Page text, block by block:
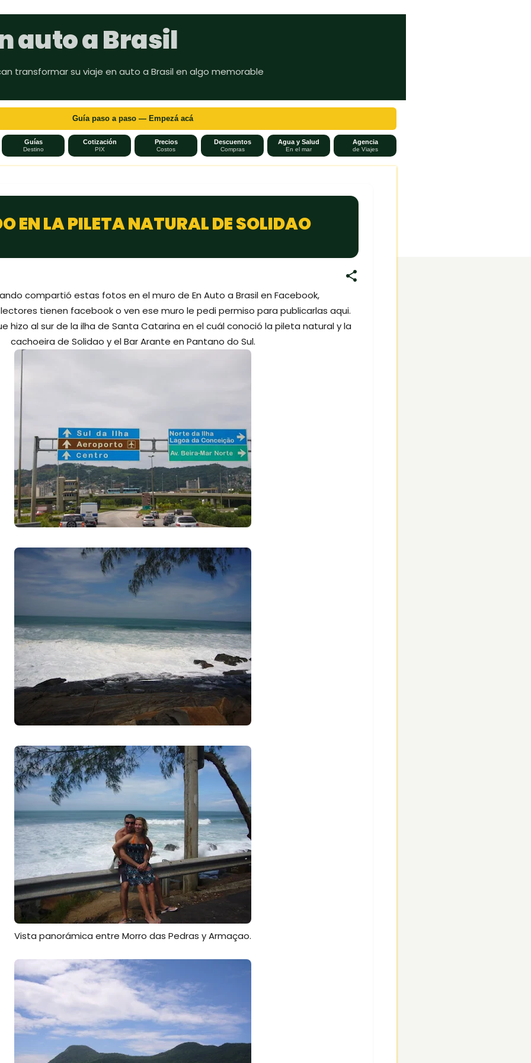
Ir al contenido principal
auto a Brasil
transformar su viaje en auto a Brasil en algo memorable
Guía paso a paso — Empezá acá
Guías
Destino
Cotización
PIX
Precios
Costos
Descuentos
Compras
Agua y Salud
En el mar
Agencia
de Viajes
EN LA PILETA NATURAL DE SOLIDAO
compartió estas fotos en el muro de En Auto a Brasil en Facebook,
tienen facebook o ven ese muro le pedi permiso para publicarlas aqui.
hizo al sur de la ilha de Santa Catarina en el cuál conoció la pileta natural y la
cachoeira de Solidao y el Bar Arante en Pantano do Sul.
Vista panorámica entre Morro das Pedras y Armaçao.